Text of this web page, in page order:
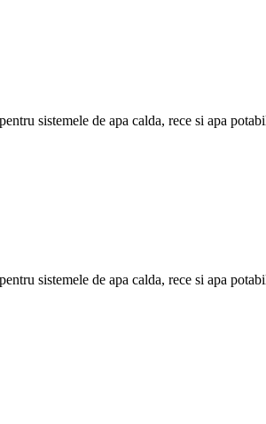
sistemele de apa calda, rece si apa
sistemele de apa calda, rece si apa